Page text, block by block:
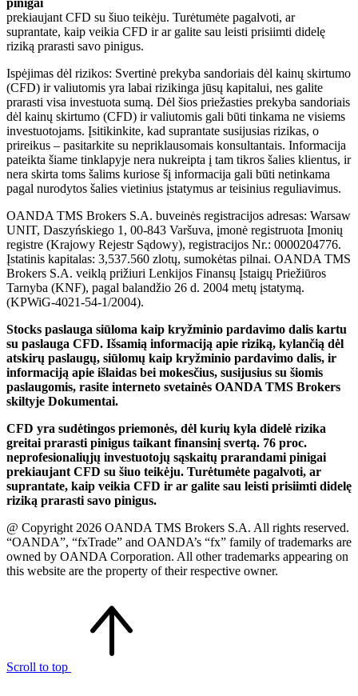
prekiaujant CFD su šiuo teikėju. Turėtumėte pagalvoti, ar
suprantate, kaip veikia CFD ir ar galite sau leisti prisiimti didelę
riziką prarasti savo pinigus.
Ispėjimas dėl rizikos: Svertinė prekyba sandoriais dėl kainų skirtumo
(CFD) ir valiutomis yra labai rizikinga jūsų kapitalui, nes galite
prarasti visa investuota sumą. Dėl šios priežasties prekyba sandoriais
dėl kainų skirtumo (CFD) ir valiutomis gali būti tinkama ne visiems
investuotojams. Įsitikinkite, kad suprantate susijusias rizikas, o
prireikus – pasitarkite su nepriklausomais konsultantais. Informacija
pateikta šiame tinklapyje nera nukreipta į tam tikros šalies klientus, ir
nera skirta toms šalims kuriose šį informacija gali būti netinkama
pagal nurodytos šalies vietinius įstatymus ar teisinius reguliavimus.
OANDA TMS Brokers S.A. buveinės registracijos adresas: Warsaw
UNIT, Daszyńskiego 1, 00-843 Varšuva, įmonė registruota Įmonių
registre (Krajowy Rejestr Sądowy), registracijos Nr.: 0000204776.
Įstatinis kapitalas: 3,537.560 zlotų, sumokėtas pilnai. OANDA TMS
Brokers S.A. veiklą prižiuri Lenkijos Finansų Įstaigų Priežiūros
Tarnyba (KNF), pagal balandžio 26 d. 2004 metų įstatymą.
(KPWiG-4021-54-1/2004).
Stocks paslauga siūloma kaip kryžminio pardavimo dalis kartu
su paslauga CFD. Išsamią informaciją apie riziką, kylančią dėl
atskirų paslaugų, siūlomų kaip kryžminio pardavimo dalis, ir
informaciją apie išlaidas bei mokesčius, susijusius su šiomis
paslaugomis, rasite interneto svetainės OANDA TMS Brokers
skiltyje Dokumentai.
CFD yra sudėtingos priemonės, dėl kurių kyla didelė rizika
greitai prarasti pinigus taikant finansinį svertą. 76 proc.
neprofesionaliųjų investuotojų sąskaitų prarandami pinigai
prekiaujant CFD su šiuo teikėju. Turėtumėte pagalvoti, ar
suprantate, kaip veikia CFD ir ar galite sau leisti prisiimti didelę
riziką prarasti savo pinigus.
@ Copyright 2026 OANDA TMS Brokers S.A. All rights reserved.
“OANDA”, “fxTrade” and OANDA’s “fx” family of trademarks are
owned by OANDA Corporation. All other trademarks appearing on
this website are the property of their respective owner.
Scroll to top